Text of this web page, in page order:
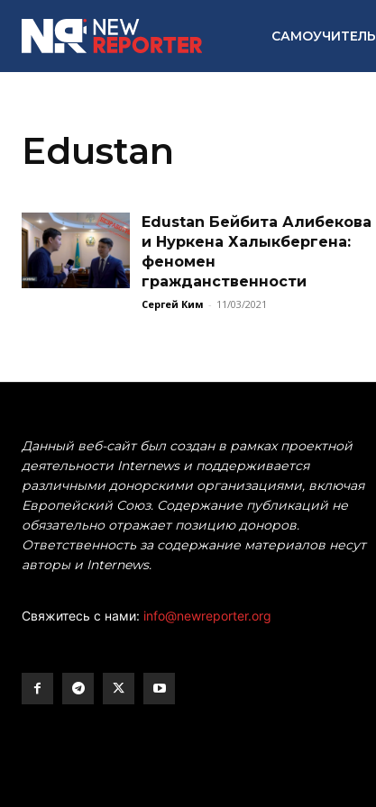
САМОУЧИТЕЛЬ
Edustan
Edustan Бейбита Алибекова
и Нуркена Халыкбергена:
феномен
гражданственности
Сергей Ким - 11/03/2021
Данный веб-сайт был создан в рамках проектной
деятельности Internews и поддерживается
различными донорскими организациями, включая
Европейский Союз. Содержание публикаций не
обязательно отражает позицию доноров.
Ответственность за содержание материалов несут
авторы и Internews.
Свяжитесь с нами: info@newreporter.org